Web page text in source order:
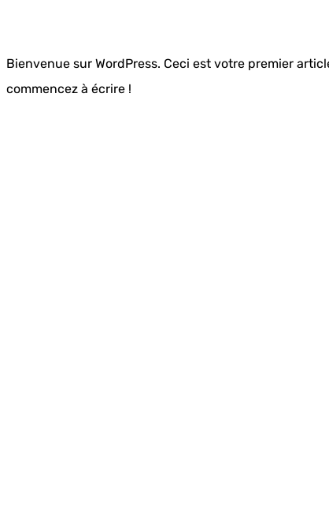
Bienvenue sur WordPress. Ceci est votre premier
commencez à écrire !